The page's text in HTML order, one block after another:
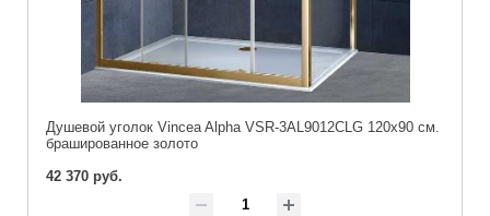
Душевой уголок Vincea Alpha VSR-3AL9012CLG 120x90 см.
брашированное золото
42 370 руб.